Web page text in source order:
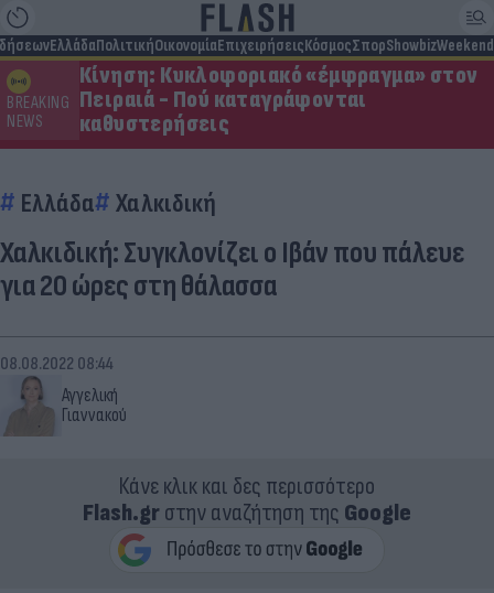
ΕλλάδαΠολιτικήΟικονομίαΕπιχειρήσειςΚόσμοςΣπορShowbizWeekend
BREAKING
NEWS
Κίνηση: Κυκλοφοριακό «έμφραγμα» στον
Πειραιά - Πού καταγράφονται
καθυστερήσεις
Ελλάδα Χαλκιδική
Χαλκιδική: Συγκλονίζει ο Ιβάν που πάλευε
για 20 ώρες στη θάλασσα
Αγγελική
Γιαννακού
08.08.2022 08:44
Κάνε κλικ και δες περισσότερο
Flash.grστην αναζήτηση της Google